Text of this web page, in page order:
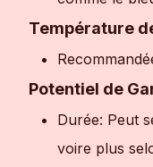
Température
Potentiel de
Durée: Peut
voire plus